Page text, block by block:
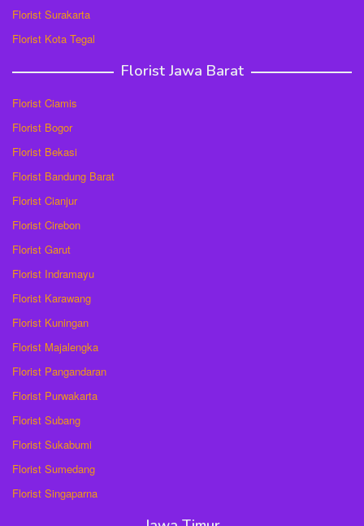
Florist Surakarta
Florist Kota Tegal
Florist Jawa Barat
Florist Ciamis
Florist Bogor
Florist Bekasi
Florist Bandung Barat
Florist Cianjur
Florist Cirebon
Florist Garut
Florist Indramayu
Florist Karawang
Florist Kuningan
Florist Majalengka
Florist Pangandaran
Florist Purwakarta
Florist Subang
Florist Sukabumi
Florist Sumedang
Florist Singaparna